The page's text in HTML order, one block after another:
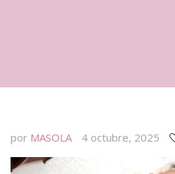
por MASOLA 4 octubre, 2025